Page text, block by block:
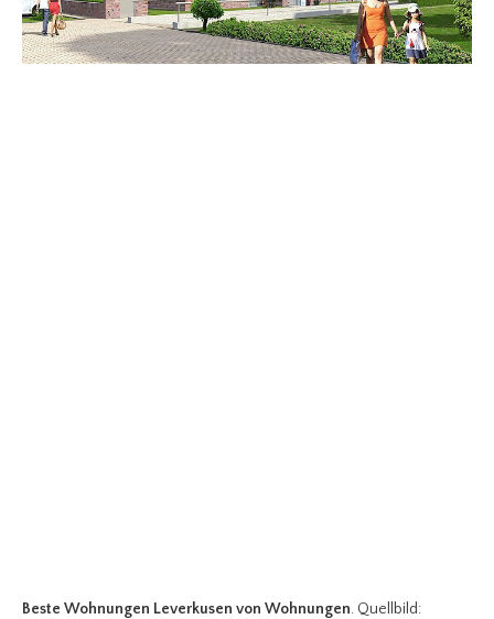
Beste Wohnungen Leverkusen von Wohnungen. Quellbild: